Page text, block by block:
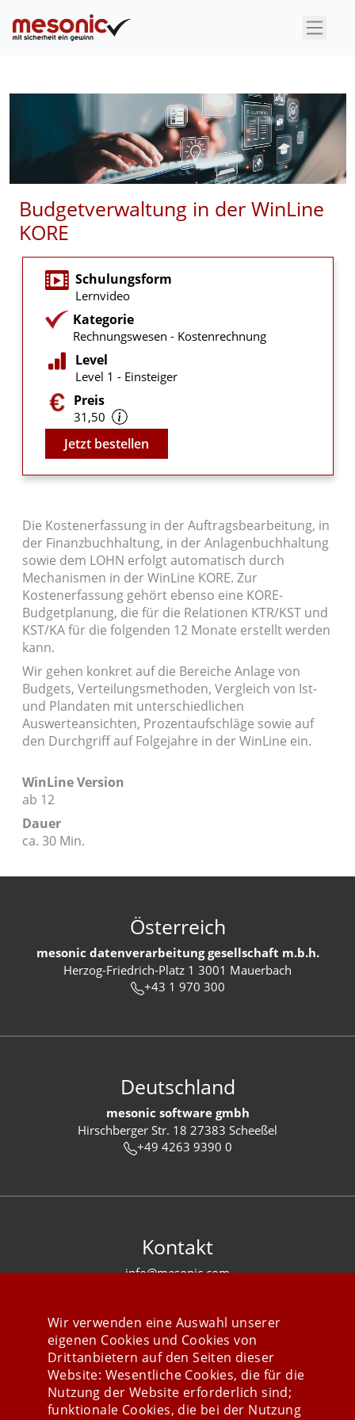
×
Budgetverwaltung in der WinLine
KORE
Schulungsform
Lernvideo
Kategorie
Rechnungswesen - Kostenrechnung
Level
Level 1 - Einsteiger
Preis
31,50
Video
Jetzt bestellen
Die Kostenerfassung in der Auftragsbearbeitung, in
der Finanzbuchhaltung, in der Anlagenbuchhaltung
sowie dem LOHN erfolgt automatisch durch
Mechanismen in der WinLine KORE. Zur
Kostenerfassung gehört ebenso eine KORE-
Budgetplanung, die für die Relationen KTR/KST und
KST/KA für die folgenden 12 Monate erstellt werden
kann.
Wir gehen konkret auf die Bereiche Anlage von
Budgets, Verteilungsmethoden, Vergleich von Ist-
und Plandaten mit unterschiedlichen
Auswerteansichten, Prozentaufschläge sowie auf
den Durchgriff auf Folgejahre in der WinLine ein.
WinLine Version
ab 12
Dauer
ca. 30 Min.
Österreich
mesonic datenverarbeitung gesellschaft m.b.h.
Herzog-Friedrich-Platz 1 3001 Mauerbach
+43 1 970 300
Deutschland
mesonic software gmbh
Hirschberger Str. 18 27383 Scheeßel
+49 4263 9390 0
Kontakt
info@mesonic.com
Stay connected
Wir verwenden eine Auswahl unserer
eigenen Cookies und Cookies von
Drittanbietern auf den Seiten dieser
Website: Wesentliche Cookies, die für die
Nutzung der Website erforderlich sind;
funktionale Cookies, die bei der Nutzung